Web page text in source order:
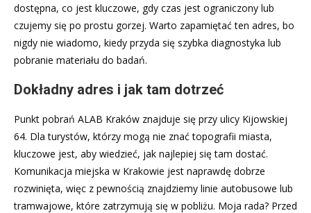
dostępna, co jest kluczowe, gdy czas jest ograniczony lub
czujemy się po prostu gorzej. Warto zapamiętać ten adres, bo
nigdy nie wiadomo, kiedy przyda się szybka diagnostyka lub
pobranie materiału do badań.
Dokładny adres i jak tam dotrzeć
Punkt pobrań ALAB Kraków znajduje się przy ulicy Kijowskiej
64. Dla turystów, którzy mogą nie znać topografii miasta,
kluczowe jest, aby wiedzieć, jak najlepiej się tam dostać.
Komunikacja miejska w Krakowie jest naprawdę dobrze
rozwinięta, więc z pewnością znajdziemy linie autobusowe lub
tramwajowe, które zatrzymują się w pobliżu. Moja rada? Przed